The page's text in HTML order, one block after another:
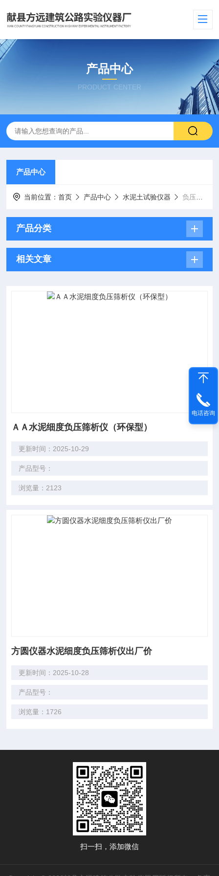
产品中心
PRODUCT CENTER
产品中心
当前位置：首页 产品中心 水泥土试验仪器 负压筛析仪
产品分类
相关文章
ＡＡ水泥细度负压筛析仪（环保型）
更新时间：2025-10-29
产品型号：
浏览量：2123
方圆仪器水泥细度负压筛析仪出厂价
更新时间：2025-10-28
产品型号：
浏览量：1726
扫一扫，添加微信
电话咨询